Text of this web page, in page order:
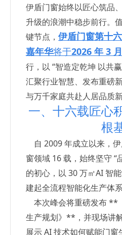
伊盾门窗始终以匠心筑品
升级的浪潮中稳步前行。
键节点， 伊盾门窗第十
嘉年华将于2026 年 3
行，以 “智造定乾坤 以共
汇聚行业智慧、发布重磅
与万千家庭共赴人居品质新
一、十六载匠心
根
自 2009 年成立以来，
窗领域 16 载，始终坚守 “
的初心，以 30 万㎡AI 智
建起全流程智能化生产体系
本次峰会将重磅发布 **
生产规划》**，并现场讲
展示 AI 技术如何赋能门